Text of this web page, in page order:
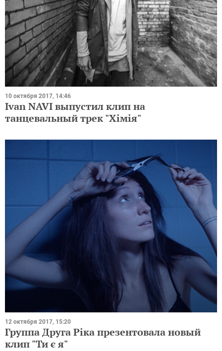
10 октября 2017, 14:46
Ivan NAVI выпустил клип на
танцевальный трек "Хімія"
12 октября 2017, 15:20
Группа Друга Ріка презентовала новый
клип "Ти є я"